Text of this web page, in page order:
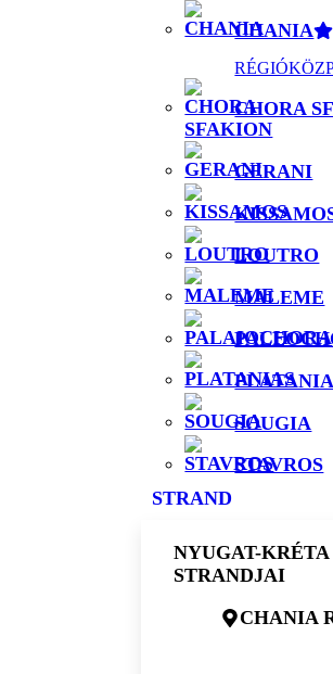
CHANIA
CHORA
GERANI
LOUTRO
MALEME
SOUGIA
STAVROS
STRAND
NYUGAT-KRÉTA
STRANDJAI
CHANIA